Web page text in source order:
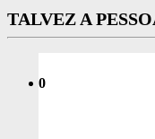
TALVEZ A
0